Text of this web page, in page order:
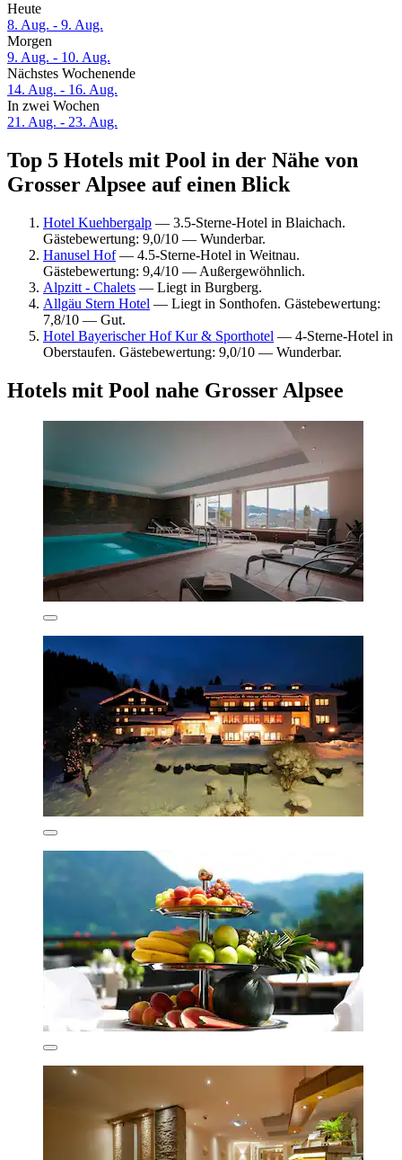
Heute
8. Aug. - 9. Aug.
Morgen
9. Aug. - 10. Aug.
Nächstes Wochenende
14. Aug. - 16. Aug.
In zwei Wochen
21. Aug. - 23. Aug.
Top 5 Hotels mit Pool in der Nähe von
Grosser Alpsee auf einen Blick
Hotel Kuehbergalp — 3.5-Sterne-Hotel in Blaichach.
Gästebewertung: 9,0/10 — Wunderbar.
Hanusel Hof— 4.5-Sterne-Hotel in Weitnau.
Gästebewertung: 9,4/10 — Außergewöhnlich.
Alpzitt - Chalets — Liegt in Burgberg.
Allgäu Stern Hotel — Liegt in Sonthofen. Gästebewertung:
7,8/10 — Gut.
Hotel Bayerischer Hof Kur & Sporthotel — 4-Sterne-Hotel in
Oberstaufen. Gästebewertung: 9,0/10 — Wunderbar.
Hotels mit Pool nahe Grosser Alpsee